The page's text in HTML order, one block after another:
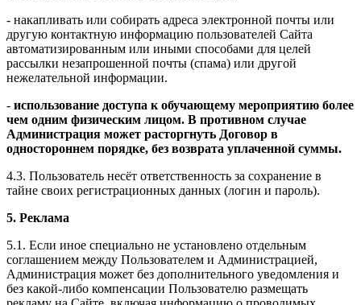
- накапливать или собирать адреса электронной почты или
другую контактную информацию пользователей Сайта
автоматизированным или иными способами для целей
рассылки незапрошенной почты (спама) или другой
нежелательной информации.
- использование доступа к обучающему мероприятию более
чем одним физическим лицом. В противном случае
Администрация может расторгнуть Договор в
одностороннем порядке, без возврата уплаченной суммы.
4.3. Пользователь несёт ответственность за сохранение в
тайне своих регистрационных данных (логин и пароль).
5. Реклама
5.1. Если иное специально не установлено отдельным
соглашением между Пользователем и Администрацией,
Администрация может без дополнительного уведомления и
без какой-либо компенсации Пользователю размещать